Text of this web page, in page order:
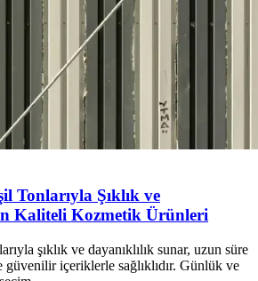
Tonlarıyla Şıklık ve
Kaliteli Kozmetik Ürünleri
şıklık ve dayanıklılık sunar, uzun süre
güvenilir içeriklerle sağlıklıdır. Günlük ve